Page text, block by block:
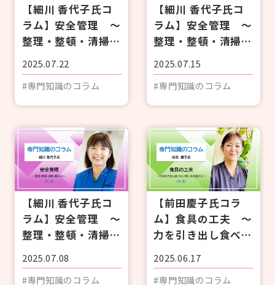
【細川 香代子氏コ
ラム】安全管理 ～
整理・整頓・清掃・
〈3/3〉
2025.07.22
#専門知識のコラム
【細川 香代子氏コ
ラム】安全管理 ～
整理・整頓・清掃・
〈2/3〉
2025.07.15
#専門知識のコラム
【細川 香代子氏コ
ラム】安全管理 ～
整理・整頓・清掃・
清潔・躾の5S～
〈1/3〉
2025.07.08
#専門知識のコラム
【前田慶子氏コラ
ム】食具の工夫 ～
力を引き出し食べた
い思いを支援する～
〈3/3〉
2025.06.17
#専門知識のコラム